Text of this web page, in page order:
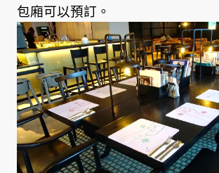
包廂可以預訂。